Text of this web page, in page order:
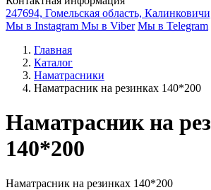
247694, Гомельская область,
Мы в Instagram Мы в Viber Мы в Telegram
Главная
Каталог
Наматрасники
Наматрасник на резинках 140*200
Наматрасник на
140*200
Наматрасник на резинках 140*200